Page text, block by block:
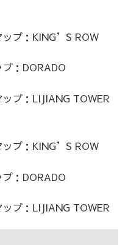
ップ：KING’S ROW
：DORADO
プ：LIJIANG TOWER
ップ：KING’S ROW
：DORADO
プ：LIJIANG TOWER